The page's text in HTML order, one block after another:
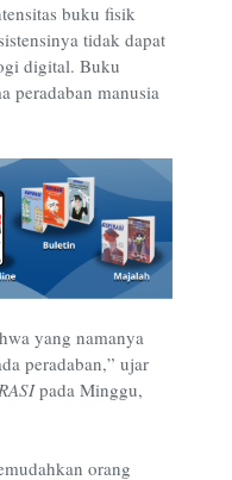
buku fisik
tidak dapat
digital. Buku
peradaban manusia
yang namanya
peradaban,” ujar
pada Minggu,
orang